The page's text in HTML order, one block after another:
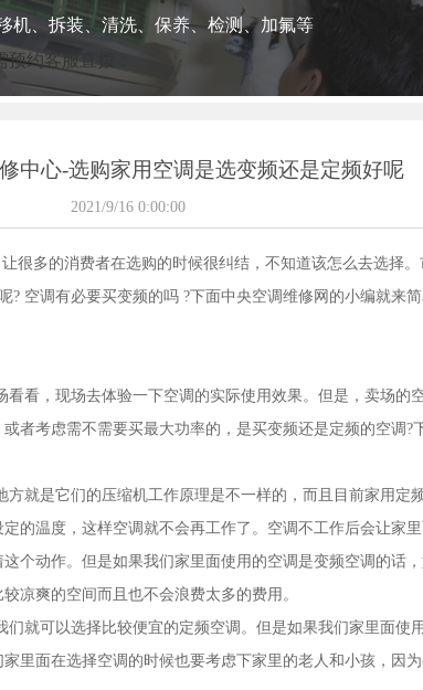
机、拆装、清洗、保养、检测、加氟等
约客服直拨：
中心-选购家用空调是选变频还是定频好呢
2021/9/16 0:00:00
很多的消费者在选购的时候很纠结，不知道该怎么去选择
? 空调有必要买变频的吗 ?下面中央空调维修网的小编就来
看，现场去体验一下空调的实际使用效果。但是，卖场的
者考虑需不需要买最大功率的，是买变频还是定频的空调?
就是它们的压缩机工作原理是不一样的，而且目前家用定
的温度，这样空调就不会再工作了。空调不工作后会让家
个动作。但是如果我们家里面使用的空调是变频空调的话
凉爽的空间而且也不会浪费太多的费用。
就可以选择比较便宜的定频空调。但是如果我们家里面使
里面在选择空调的时候也要考虑下家里的老人和小孩，因